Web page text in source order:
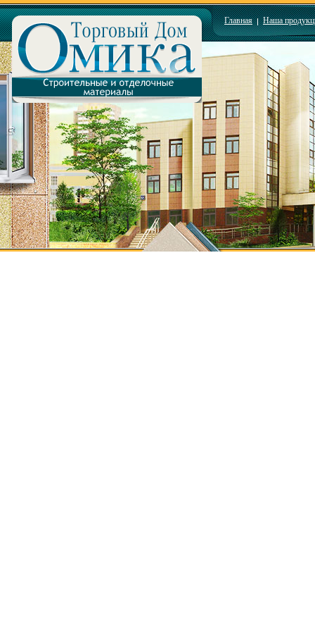
Главная Наша